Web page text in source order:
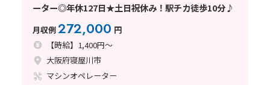
ーター◎年休127日★土日祝休み！駅チカ徒歩10分♪
月収例272,000 円
【時給】1,400円～
大阪府寝屋川市
マシンオペレーター